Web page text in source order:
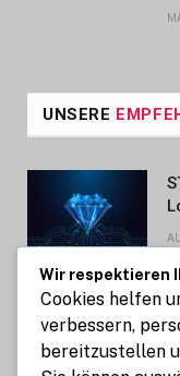
UNSERE
Wir respektieren
Cookies helfen
verbessern,
bereitzustellen